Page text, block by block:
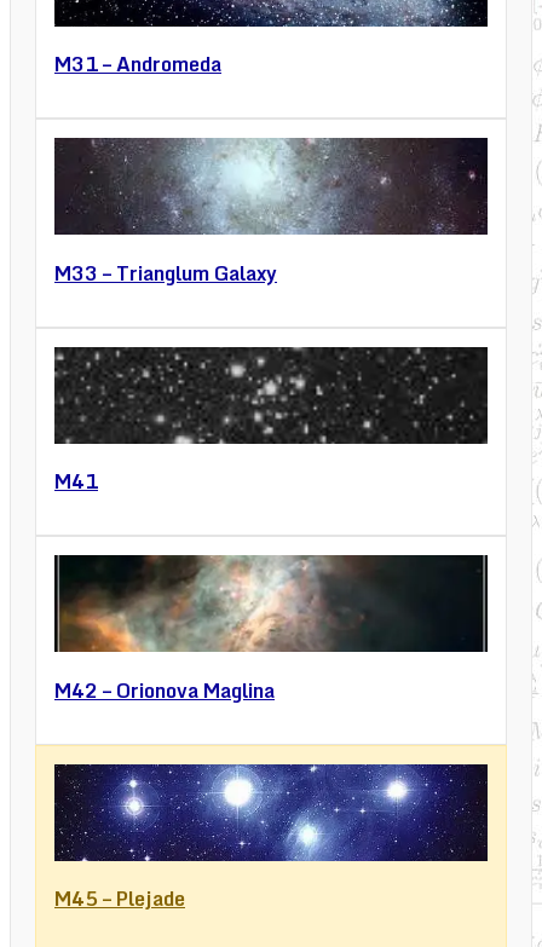
M31 – Andromeda
M33 – Trianglum Galaxy
M41
M42 – Orionova Maglina
M45 – Plejade